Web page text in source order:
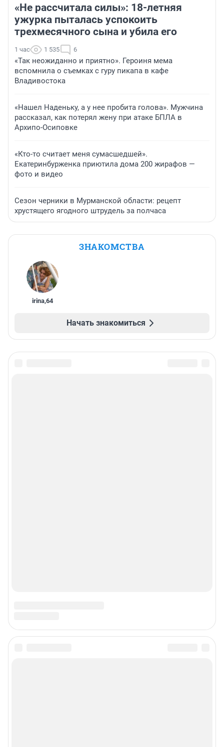
«Не рассчитала силы»: 18-летняя
ужурка пыталась успокоить
трехмесячного сына и убила его
1 час 1 535 6
«Так неожиданно и приятно». Героиня мема
вспомнила о съемках с гуру пикапа в кафе
Владивостока
«Нашел Наденьку, а у нее пробита голова». Мужчина
рассказал, как потерял жену при атаке БПЛА в
Архипо-Осиповке
«Кто-то считает меня сумасшедшей».
Екатеринбурженка приютила дома 200 жирафов —
фото и видео
Сезон черники в Мурманской области: рецепт
хрустящего ягодного штрудель за полчаса
ЗНАКОМСТВА
irina,64
Начать знакомиться